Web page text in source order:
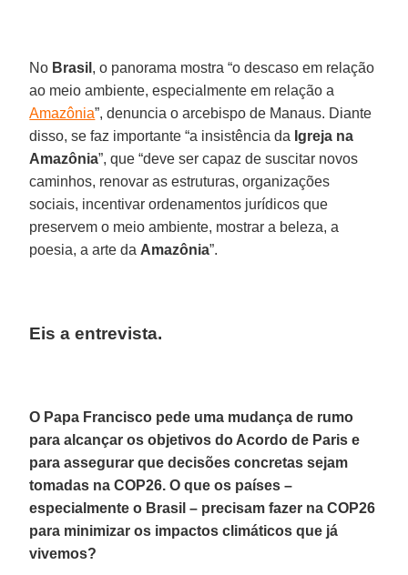
No Brasil , o panorama mostra “o descaso em relação
ao meio ambiente, especialmente em relação a
Amazônia”, denuncia o arcebispo de Manaus. Diante
disso, se faz importante “a insistência da Igreja na
Amazônia”, que “deve ser capaz de suscitar novos
caminhos, renovar as estruturas, organizações
sociais, incentivar ordenamentos jurídicos que
preservem o meio ambiente, mostrar a beleza, a
poesia, a arte da Amazônia”.
Eis a entrevista.
O Papa Francisco pede uma mudança de rumo
para alcançar os objetivos do Acordo de Paris e
para assegurar que decisões concretas sejam
tomadas na COP26. O que os países –
especialmente o Brasil – precisam fazer na COP26
para minimizar os impactos climáticos que já
vivemos?